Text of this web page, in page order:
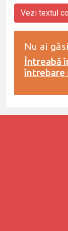
Vezi textul
Nu ai
Întreabă
întrebare